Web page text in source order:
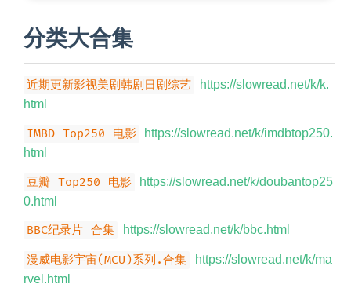
分类大合集
近期更新影视美剧韩剧日剧综艺
https://slowread.net/k/k.
html
IMBD Top250 电影
https://slowread.net/k/imdbtop250.
html
豆瓣 Top250 电影
https://slowread.net/k/doubantop25
0.html
BBC纪录片 合集 https://slowread.net/k/bbc.html
漫威电影宇宙(MCU)系列.合集
https://slowread.net/k/ma
rvel.html